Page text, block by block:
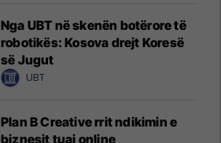
Nga UBT në skenën botërore të
robotikës: Kosova drejt Koresë
së Jugut
UBT
Plan B Creative rrit ndikimin e
biznesit tuaj online